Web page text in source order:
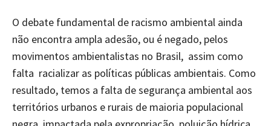
O debate fundamental de racismo ambiental ainda
não encontra ampla adesão, ou é negado, pelos
movimentos ambientalistas no Brasil, assim como
falta racializar as políticas públicas ambientais. Como
resultado, temos a falta de segurança ambiental aos
territórios urbanos e rurais de maioria populacional